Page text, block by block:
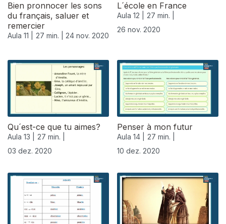
Bien pronnocer les sons
du français, saluer et
remercier
Aula 11 | 27 min. | 24 nov. 2020
L´école en France
Aula 12 |
27 min. |
26 nov. 2020
Qu´est-ce que tu aimes?
Aula 13 |
27 min. |
03 dez. 2020
Penser à mon futur
Aula 14 |
27 min. |
10 dez. 2020